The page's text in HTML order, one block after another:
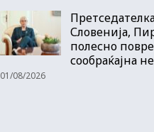
Словенија,
полесно
сообраќајна
01/08/2026